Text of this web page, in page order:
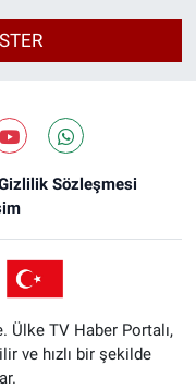
Sözleşmesi
Ülke TV Haber Portalı,
ve hızlı bir şekilde